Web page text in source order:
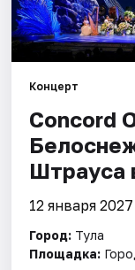
Спорт
События
Города
Площадки
Артисты
Рейтинги
Концерт
Concord
Штрауса
12 января 2027
Город: Тула
Площадка: